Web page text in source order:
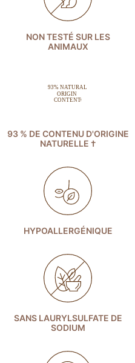
NON TESTÉ SUR LES
ANIMAUX
93 % DE CONTENU D'ORIGINE
NATURELLE †
HYPOALLERGÉNIQUE
SANS LAURYLSULFATE DE
SODIUM